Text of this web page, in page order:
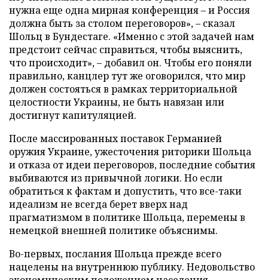
нужна еще одна мирная конференция – и Россия
должна быть за столом переговоров», – сказал
Шольц в Бундестаге. «Именно с этой задачей нам
предстоит сейчас справиться, чтобы выяснить,
что происходит», – добавил он. Чтобы его поняли
правильно, канцлер тут же оговорился, что мир
должен состояться в рамках территориальной
целостности Украины, не быть навязан или
достигнут капитуляцией.
После массированных поставок Германией
оружия Украине, ужесточения риторики Шольца
и отказа от идеи переговоров, последние события
выбиваются из привычной логики. Но если
обратиться к фактам и допустить, что все-таки
идеализм не всегда берет вверх над
прагматизмом в политике Шольца, перемены в
немецкой внешней политике объяснимы.
Во-первых, послания Шольца прежде всего
нацелены на внутреннюю публику. Недовольство